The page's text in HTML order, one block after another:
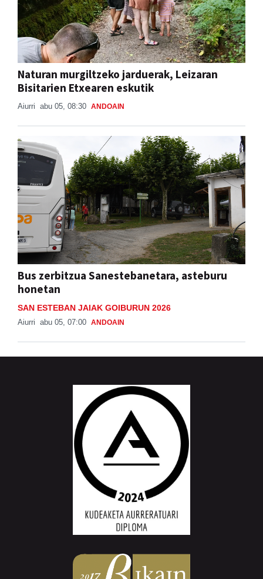
Naturan murgiltzeko jarduerak, Leizaran
Bisitarien Etxearen eskutik
Aiurri abu 05, 08:30 ANDOAIN
Bus zerbitzua Sanestebanetara, asteburu
honetan
SAN ESTEBAN JAIAK GOIBURUN 2026
Aiurri abu 05, 07:00 ANDOAIN